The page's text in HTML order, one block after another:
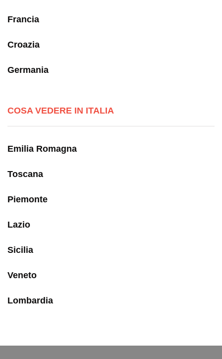
Francia
Croazia
Germania
COSA VEDERE IN ITALIA
Emilia Romagna
Toscana
Piemonte
Lazio
Sicilia
Veneto
Lombardia